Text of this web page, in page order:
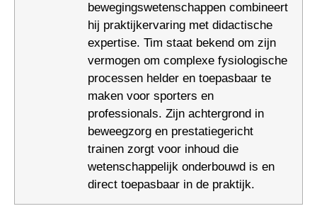
bewegingswetenschappen combineert
hij praktijkervaring met didactische
expertise. Tim staat bekend om zijn
vermogen om complexe fysiologische
processen helder en toepasbaar te
maken voor sporters en
professionals. Zijn achtergrond in
beweegzorg en prestatiegericht
trainen zorgt voor inhoud die
wetenschappelijk onderbouwd is en
direct toepasbaar in de praktijk.